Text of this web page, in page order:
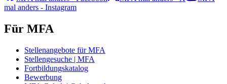
mal anders - Instagram
Für MFA
Stellenangebote für MFA
Stellengesuche | MFA
Fortbildungskatalog
Bewerbung